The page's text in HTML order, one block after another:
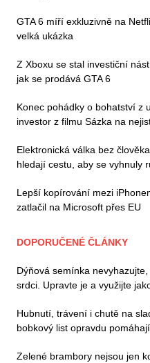
GTA 6 míří exkluzivně na
velká ukázka
Z Xboxu se stal investiční
jak se prodává GTA 6
Konec pohádky o bohatství z
investor z filmu Sázka na
Elektronická válka bez
hledají cestu, aby se vyhnuly
Lepší kopírování mezi
zatlačil na Microsoft přes EU
DOPORUČENÉ ČLÁNKY
Dýňová semínka
srdci. Upravte je a využijte
Hubnutí, trávení i chutě na
bobkový list opravdu
Zelené brambory nejsou jen